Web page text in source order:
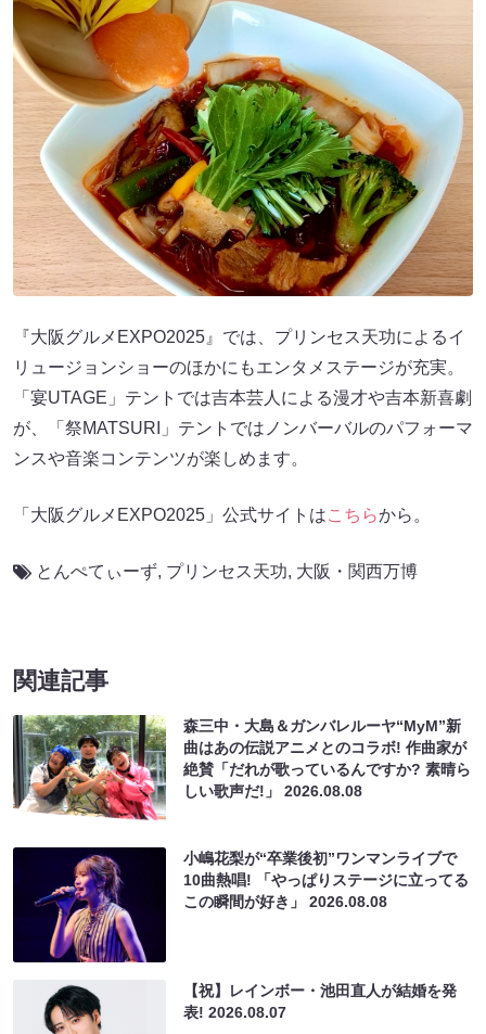
『大阪グルメEXPO2025』では、プリンセス天功によるイ
リュージョンショーのほかにもエンタメステージが充実。
「宴UTAGE」テントでは吉本芸人による漫才や吉本新喜劇
が、「祭MATSURI」テントではノンバーバルのパフォーマ
ンスや音楽コンテンツが楽しめます。
「大阪グルメEXPO2025」公式サイトはこちらから。
とんぺてぃーず, プリンセス天功, 大阪・関西万博
関連記事
森三中・大島＆ガンバレルーヤ“MyM”新
曲はあの伝説アニメとのコラボ! 作曲家が
絶賛「だれが歌っているんですか? 素晴ら
しい歌声だ!」2026.08.08
小嶋花梨が“卒業後初”ワンマンライブで
10曲熱唱! 「やっぱりステージに立ってる
この瞬間が好き」2026.08.08
【祝】レインボー・池田直人が結婚を発
表!2026.08.07